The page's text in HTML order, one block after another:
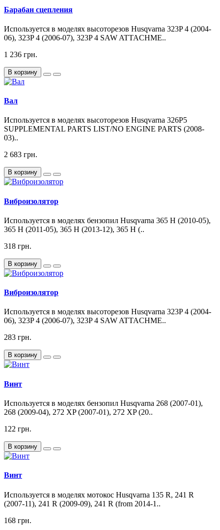
Барабан сцепления
Используется в моделях высоторезов Husqvarna 323P 4 (2004-
06), 323P 4 (2006-07), 323P 4 SAW ATTACHME..
1 236 грн.
В корзину
Вал
Используется в моделях высоторезов Husqvarna 326P5
SUPPLEMENTAL PARTS LIST/NO ENGINE PARTS (2008-
03)..
2 683 грн.
В корзину
Виброизолятор
Используется в моделях бензопил Husqvarna 365 H (2010-05),
365 H (2011-05), 365 H (2013-12), 365 H (..
318 грн.
В корзину
Виброизолятор
Используется в моделях высоторезов Husqvarna 323P 4 (2004-
06), 323P 4 (2006-07), 323P 4 SAW ATTACHME..
283 грн.
В корзину
Винт
Используется в моделях бензопил Husqvarna 268 (2007-01),
268 (2009-04), 272 XP (2007-01), 272 XP (20..
122 грн.
В корзину
Винт
Используется в моделях мотокос Husqvarna 135 R, 241 R
(2007-11), 241 R (2009-09), 241 R (from 2014-1..
168 грн.